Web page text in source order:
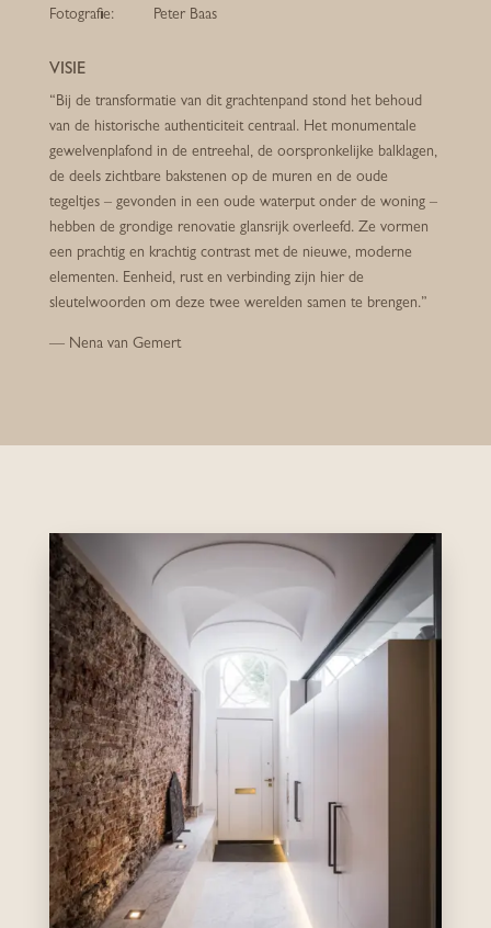
Fotografie: Peter Baas
VISIE
“Bij de transformatie van dit grachtenpand stond het behoud
van de historische authenticiteit centraal. Het monumentale
gewelvenplafond in de entreehal, de oorspronkelijke balklagen,
de deels zichtbare bakstenen op de muren en de oude
tegeltjes – gevonden in een oude waterput onder de woning –
hebben de grondige renovatie glansrijk overleefd. Ze vormen
een prachtig en krachtig contrast met de nieuwe, moderne
elementen. Eenheid, rust en verbinding zijn hier de
sleutelwoorden om deze twee werelden samen te brengen.”
— Nena van Gemert